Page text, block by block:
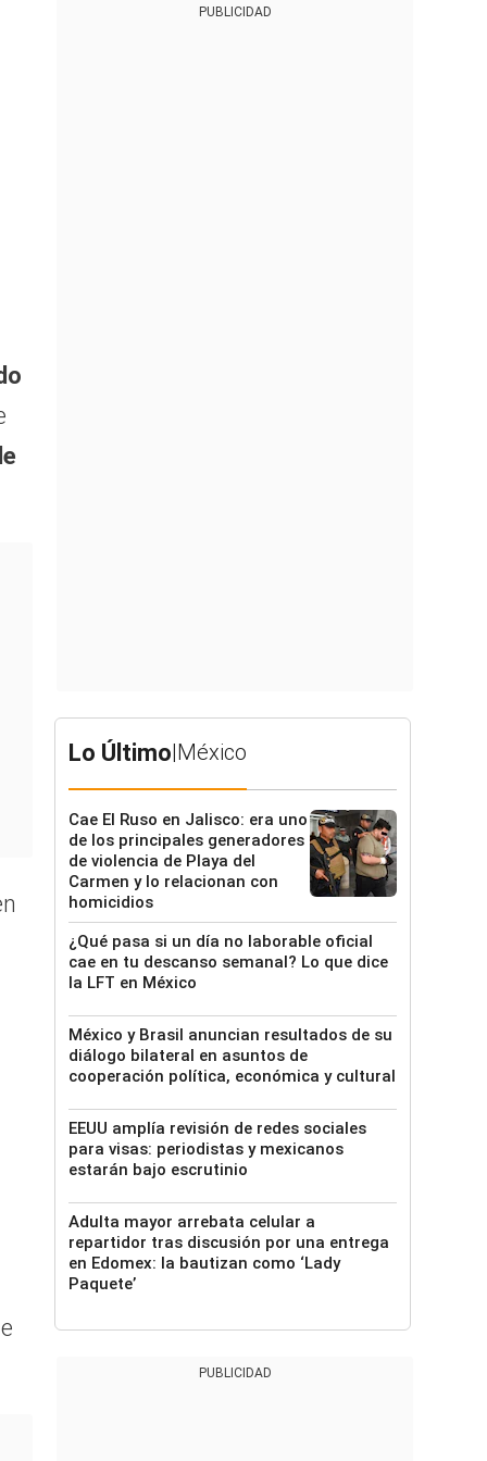
PUBLICIDAD
Lo Último|México
Cae El Ruso en Jalisco: era uno
de los principales generadores
de violencia de Playa del
Carmen y lo relacionan con
homicidios
¿Qué pasa si un día no laborable oficial
cae en tu descanso semanal? Lo que dice
la LFT en México
México y Brasil anuncian resultados de su
diálogo bilateral en asuntos de
cooperación política, económica y cultural
EEUU amplía revisión de redes sociales
para visas: periodistas y mexicanos
estarán bajo escrutinio
Adulta mayor arrebata celular a
repartidor tras discusión por una entrega
en Edomex: la bautizan como ‘Lady
Paquete’
PUBLICIDAD